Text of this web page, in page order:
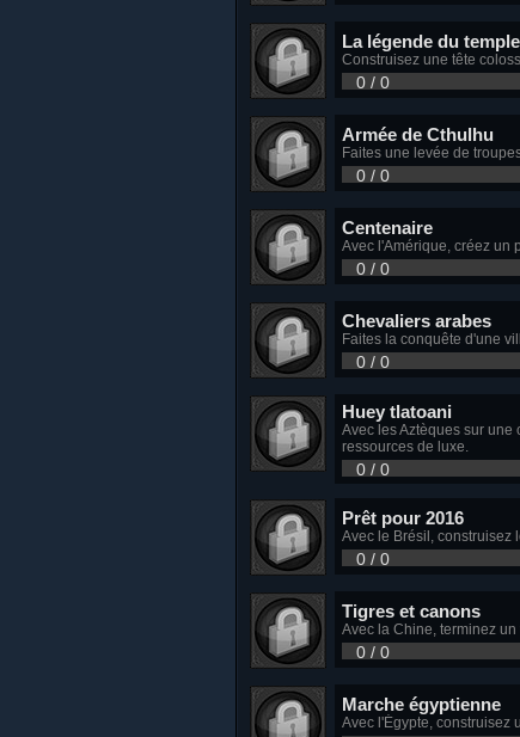
La légende du
Construisez une tête
0 / 0
Armée de Cthulhu
Faites une levée de
0 / 0
Centenaire
Avec l'Amérique, créez un
0 / 0
Chevaliers arabes
Faites la conquête d'une
0 / 0
Huey tlatoani
Avec les Aztèques sur
ressources de luxe.
0 / 0
Prêt pour 2016
Avec le Brésil, construisez
0 / 0
Tigres et canons
Avec la Chine, terminez
0 / 0
Marche égyptienne
Avec l'Égypte, construisez